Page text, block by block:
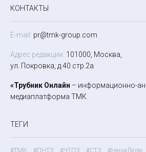
КОНТАКТЫ
E-mail: pr@tmk-group.com
Адрес редакции: 101000, Москва,
ул. Покровка, д.40 стр.2а
«Трубник Онлайн – информационно-
медиаплатформа ТМК
ТЕГИ
#ТМК #ПНТЗ #ЧТПЗ #СТЗ #НашиЛюди